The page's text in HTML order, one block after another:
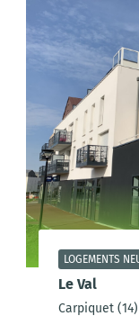
LOGEMENTS
Le Val
Carpiquet (14)